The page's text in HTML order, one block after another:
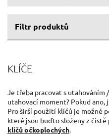
Filtr produktů
Výrobce
EXTOL-PREMIUM
(55)
GEKO(37)
QUATROS(13)
NAREX(12)
KLÍČE
Je třeba pracovat s utahováním
utahovací moment? Pokud ano,
Pro širší použití klíčů je možné
které jsou buďto složeny z čistě
klíčů očkoplochých.